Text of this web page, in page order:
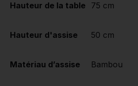
Hauteur de la table
Hauteur d'assise
Matériau d’assise
75 cm
50 cm
Bambou